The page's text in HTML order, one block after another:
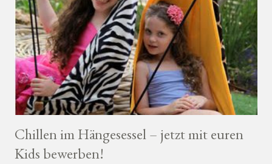
Chillen im Hängesessel – jetzt mit euren
Kids bewerben!